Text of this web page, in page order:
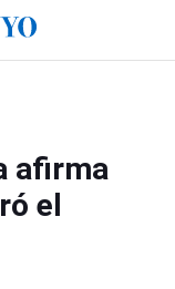
afirma
el